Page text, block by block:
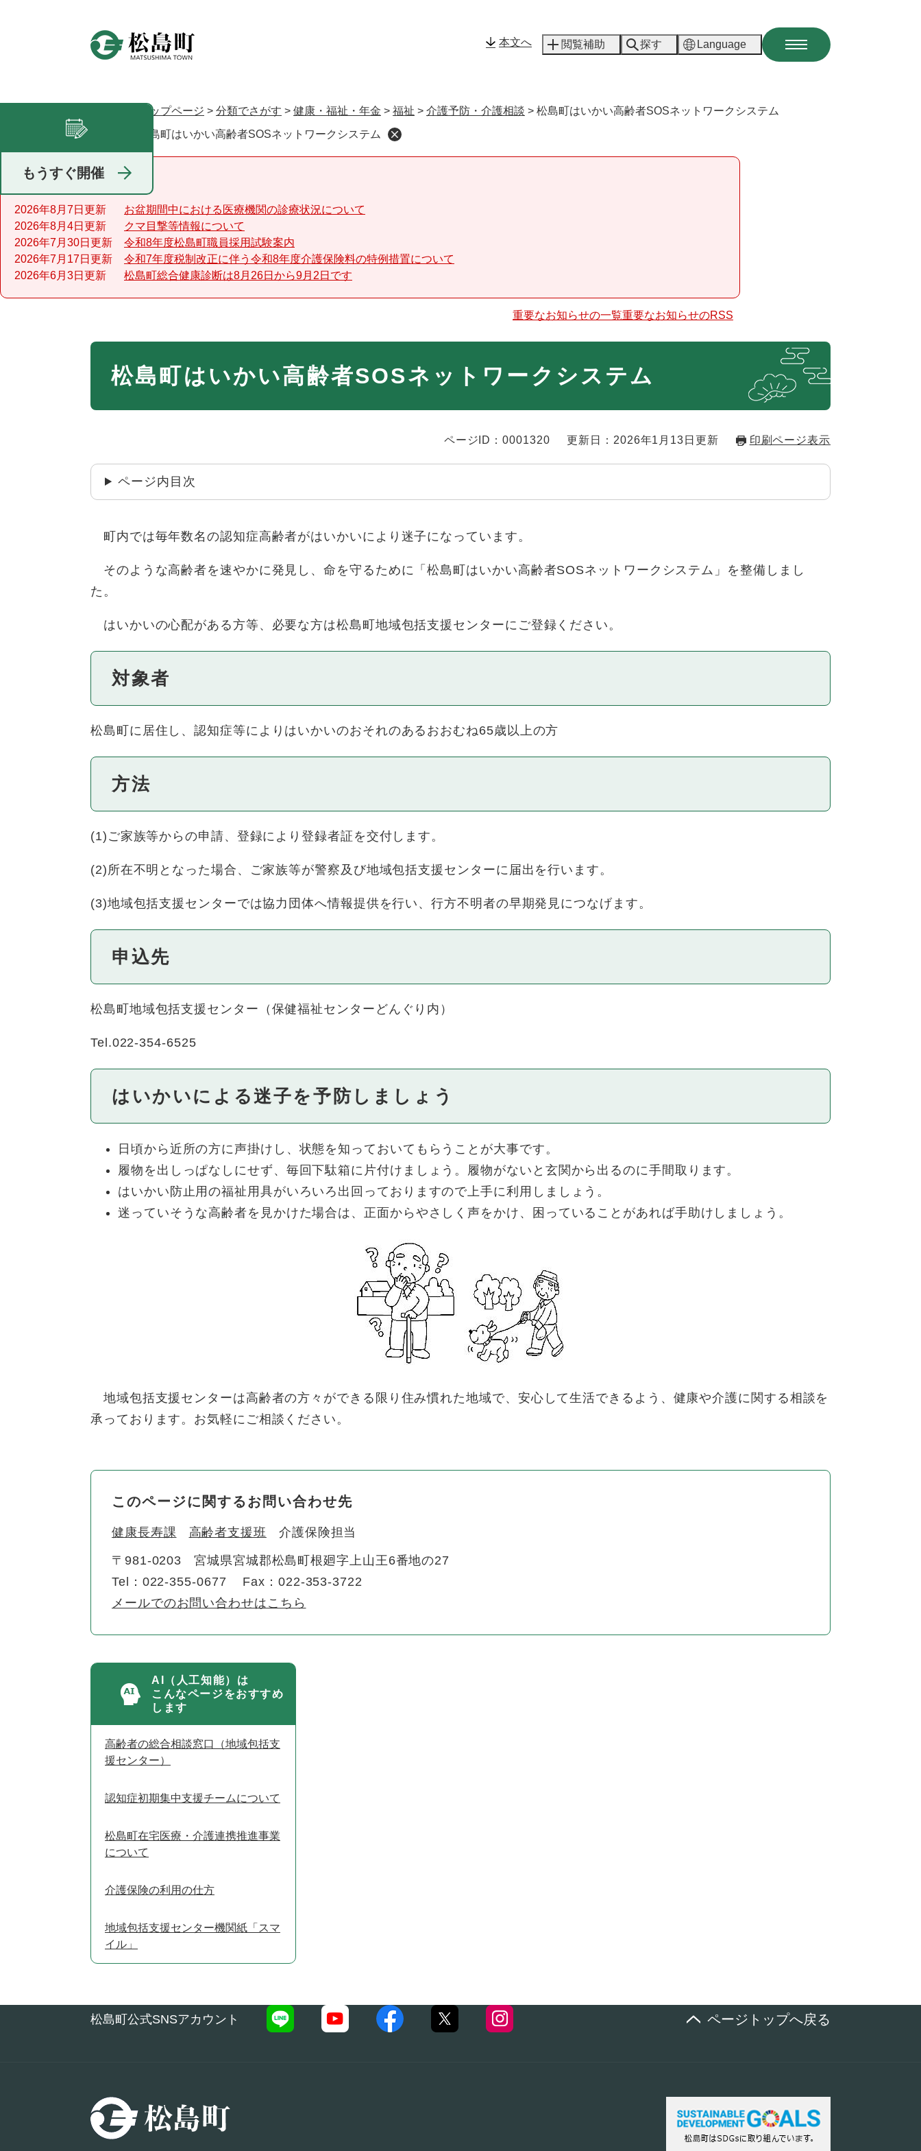
で
本文へ 閲覧補助 探す Language
トップページ > 分類でさがす > 健康・福祉・年金 > 福祉 > 介護予防・介護相談 > 松島町はいかい高齢者SOSネットワークシステム
松島町はいかい高齢者SOSネットワークシステム
重要なお知らせ
2026年8月7日更新
お盆期間中における医療機関の診療状況について
2026年8月4日更新
クマ目撃等情報について
2026年7月30日更新
令和8年度松島町職員採用試験案内
2026年7月17日更新
令和7年度税制改正に伴う令和8年度介護保険料の特例措置について
2026年6月3日更新
松島町総合健康診断は8月26日から9月2日です
重要なお知らせの一覧重要なお知らせのRSS
松島町はいかい高齢者SOSネットワークシステム
ページID：0001320 更新日：2026年1月13日更新 印刷ページ表示
ページ内目次
町内では毎年数名の認知症高齢者がはいかいにより迷子になっています。
そのような高齢者を速やかに発見し、命を守るために「松島町はいかい高齢者SOSネットワークシステム」を整備しまし
た。
はいかいの心配がある方等、必要な方は松島町地域包括支援センターにご登録ください。
対象者
松島町に居住し、認知症等によりはいかいのおそれのあるおおむね65歳以上の方
方法
(1)ご家族等からの申請、登録により登録者証を交付します。
(2)所在不明となった場合、ご家族等が警察及び地域包括支援センターに届出を行います。
(3)地域包括支援センターでは協力団体へ情報提供を行い、行方不明者の早期発見につなげます。
申込先
松島町地域包括支援センター（保健福祉センターどんぐり内）
Tel.022-354-6525
はいかいによる迷子を予防しましょう
日頃から近所の方に声掛けし、状態を知っておいてもらうことが大事です。
履物を出しっぱなしにせず、毎回下駄箱に片付けましょう。履物がないと玄関から出るのに手間取ります。
はいかい防止用の福祉用具がいろいろ出回っておりますので上手に利用しましょう。
迷っていそうな高齢者を見かけた場合は、正面からやさしく声をかけ、困っていることがあれば手助けしましょう。
地域包括支援センターは高齢者の方々ができる限り住み慣れた地域で、安心して生活できるよう、健康や介護に関する相談を
承っております。お気軽にご相談ください。
このページに関するお問い合わせ先
健康長寿課 高齢者支援班 介護保険担当
〒981-0203
宮城県宮城郡松島町根廻字上山王6番地の27
Tel：022-355-0677
Fax：022-353-3722
メールでのお問い合わせはこちら
もうすぐ開催
AI（人工知能）は
こんなページをおすすめ
します
高齢者の総合相談窓口（地域包括支
援センター）
認知症初期集中支援チームについて
松島町在宅医療・介護連携推進事業
について
介護保険の利用の仕方
地域包括支援センター機関紙「スマ
イル」
松島町公式SNSアカウント ページトップへ戻る